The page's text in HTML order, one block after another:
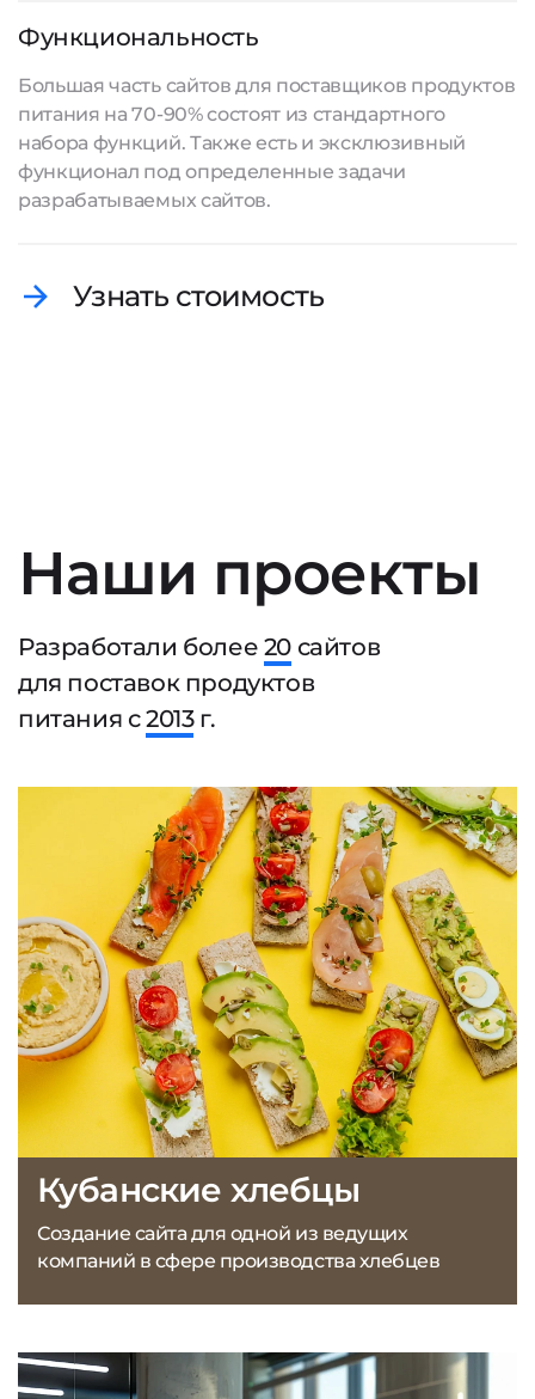
Функциональность
Большая часть сайтов для поставщиков продуктов
питания на 70-90% состоят из стандартного
набора функций. Также есть и эксклюзивный
функционал под определенные задачи
разрабатываемых сайтов.
Узнать стоимость
Наши проекты
Разработали более 20 сайтов
для поставок продуктов
питания с2013г.
Кубанские хлебцы
Создание сайта для одной из ведущих
компаний в сфере производства хлебцев